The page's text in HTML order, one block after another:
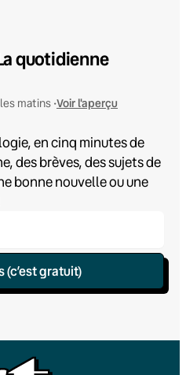
quotidienne
matins •Voir l'aperçu
en cinq minutes de
des brèves, des sujets de
bonne nouvelle ou une
(c’est gratuit)